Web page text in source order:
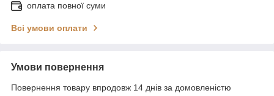
оплата повної суми
Всі умови оплати
Умови повернення
Повернення товару впродовж 14 днів за домовленістю